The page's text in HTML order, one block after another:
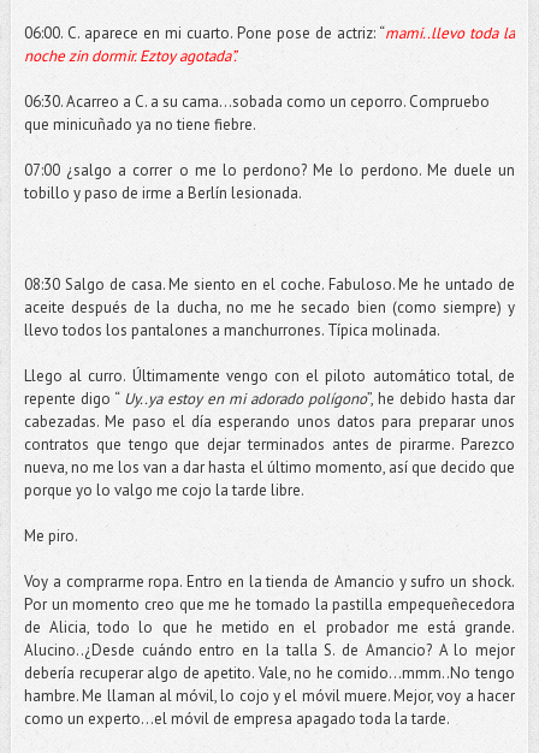
06:00. C. aparece en mi cuarto. Pone pose de actriz: “mami..llevo toda la
noche zin dormir. Eztoy agotada”.
06:30. Acarreo a C. a su cama…sobada como un ceporro. Compruebo
que minicuñado ya no tiene fiebre.
07:00 ¿salgo a correr o me lo perdono? Me lo perdono. Me duele un
tobillo y paso de irme a Berlín lesionada.
08:30 Salgo de casa. Me siento en el coche. Fabuloso. Me he untado de
aceite después de la ducha, no me he secado bien (como siempre) y
llevo todos los pantalones a manchurrones. Típica molinada.
Llego al curro. Últimamente vengo con el piloto automático total, de
repente digo “ Uy..ya estoy en mi adorado polígono”, he debido hasta dar
cabezadas. Me paso el día esperando unos datos para preparar unos
contratos que tengo que dejar terminados antes de pirarme. Parezco
nueva, no me los van a dar hasta el último momento, así que decido que
porque yo lo valgo me cojo la tarde libre.
Me piro.
Voy a comprarme ropa. Entro en la tienda de Amancio y sufro un shock.
Por un momento creo que me he tomado la pastilla empequeñecedora
de Alicia, todo lo que he metido en el probador me está grande.
Alucino..¿Desde cuándo entro en la talla S. de Amancio? A lo mejor
debería recuperar algo de apetito. Vale, no he comido…mmm..No tengo
hambre. Me llaman al móvil, lo cojo y el móvil muere. Mejor, voy a hacer
como un experto...el móvil de empresa apagado toda la tarde.